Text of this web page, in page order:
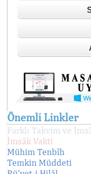
Önemli Linkler
Farklı Takvim ve
İmsâk Vakti
Mühim Tenbîh
Temkin Müddeti